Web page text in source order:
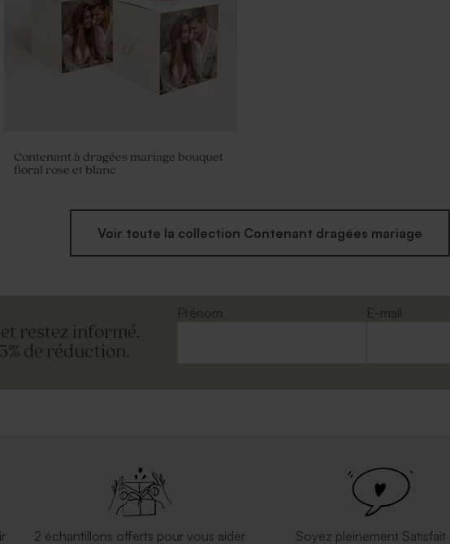
Contenant à dragées mariage bouquet
floral rose et blanc
Voir toute la collection Contenant dragées mariage
restez informé.
de réduction.
Prénom
E-mail
2 échantillons offerts pour vous aider Soyez pleinement Satisfait